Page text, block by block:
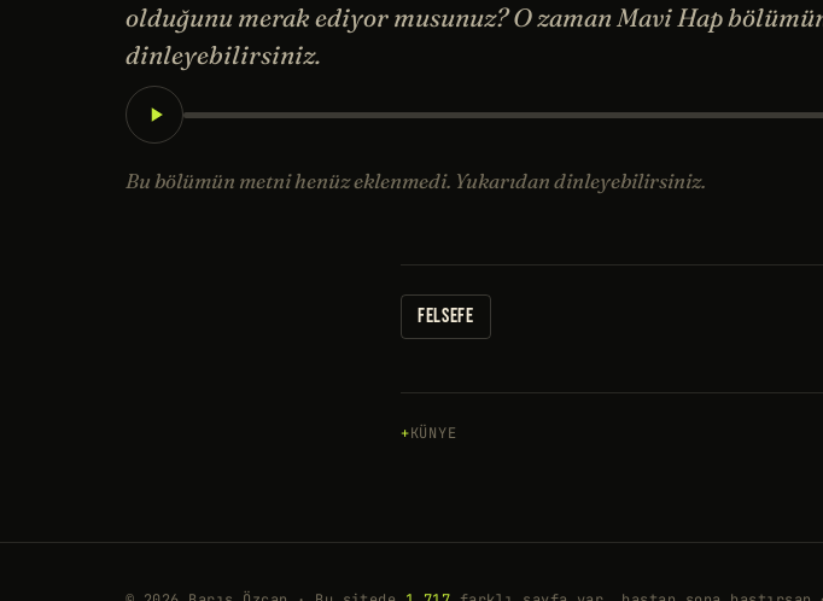
olduğunu merak ediyor musunuz? O zaman Mavi Hap
dinleyebilirsiniz.
Bu bölümün metni henüz eklenmedi. Yukarıdan dinleyebilirsiniz.
FELSEFE
KÜNYE